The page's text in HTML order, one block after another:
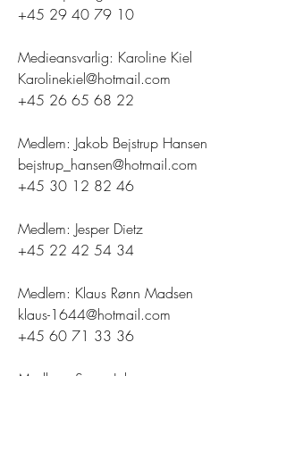
+45 29 40 79 10
Medieansvarlig: Karoline Kiel
Karolinekiel@hotmail.com
+45 26 65 68 22
Medlem: Jakob Bejstrup Hansen
bejstrup_hansen@hotmail.com
+45 30 12 82 46
Medlem: Jesper Dietz
+45 22 42 54 34
Medlem: Klaus Rønn Madsen
klaus-1644@hotmail.com
+45 60 71 33 36
Medlem: Søren Johnsen